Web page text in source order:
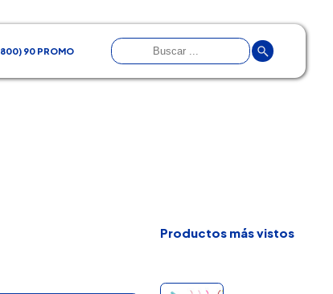
90 PROMO
Productos más vistos